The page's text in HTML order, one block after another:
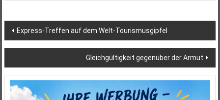
Beitragsnavigation
Express-Treffen auf dem Welt-Tourismusgipfel
Gleichgültigkeit gegenüber der Armut